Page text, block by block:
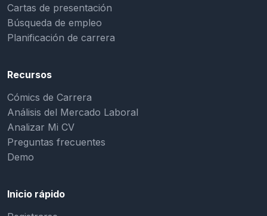
Cartas de presentación
Búsqueda de empleo
Planificación de carrera
Recursos
Cómics de Carrera
Análisis del Mercado Laboral
Analizar Mi CV
Preguntas frecuentes
Demo
Inicio rápido